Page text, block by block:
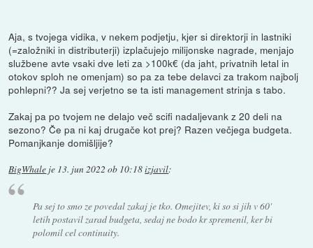
Aja, s tvojega vidika, v nekem podjetju, kjer si direktorji in lastniki
(=založniki in distributerji) izplačujejo milijonske nagrade, menjajo
službene avte vsaki dve leti za >100k€ (da jaht, privatnih letal in
otokov sploh ne omenjam) so pa za tebe delavci za trakom najbolj
pohlepni?? Ja sej verjetno se ta isti management strinja s tabo.
Zakaj pa po tvojem ne delajo več scifi nadaljevank z 20 deli na
sezono? Če pa ni kaj drugače kot prej? Razen večjega budgeta.
Pomanjkanje domišljije?
BigWhale je 13. jun 2022 ob 10:18izjavil:
Pa sej to smo ze povedal zakaj je tko. Omejitev, ki so si jih v 60'
letih postavil zarad budgeta, sedaj ne bodo kr spremenil, ker bi
polomil cel continuity.